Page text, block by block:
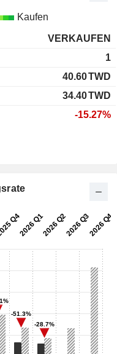
Kaufen
VERKAUFEN
1
40.60TWD
34.40TWD
-15.27%